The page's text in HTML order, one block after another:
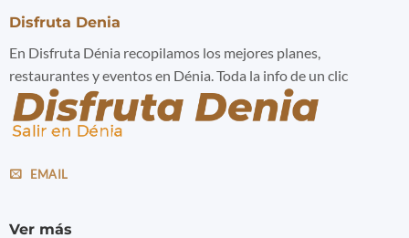
Disfruta Denia
En Disfruta Dénia recopilamos los mejores planes,
restaurantes y eventos en Dénia. Toda la info de un clic
EMAIL
Ver más